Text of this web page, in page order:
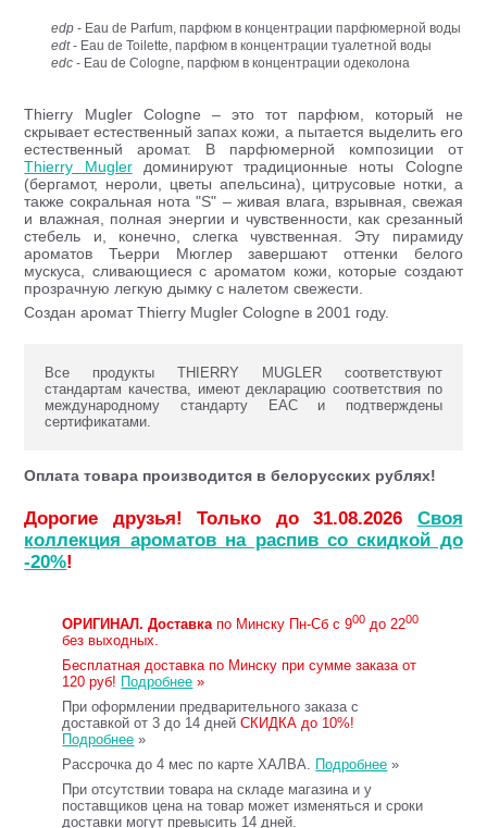
edp - Eau de Parfum, парфюм в концентрации парфюмерной воды
edt- Eau de Toilette, парфюм в концентрации туалетной воды
edc - Eau de Cologne, парфюм в концентрации одеколона
Thierry Mugler Cologne – это тот парфюм, который не
скрывает естественный запах кожи, а пытается выделить его
естественный аромат. В парфюмерной композиции от
Thierry Muglerдоминируют традиционные ноты Cologne
(бергамот, нероли, цветы апельсина), цитрусовые нотки, а
также сокральная нота "S" – живая влага, взрывная, свежая
и влажная, полная энергии и чувственности, как срезанный
стебель и, конечно, слегка чувственная. Эту пирамиду
ароматов Тьерри Мюглер завершают оттенки белого
мускуса, сливающиеся с ароматом кожи, которые создают
прозрачную легкую дымку с налетом свежести.
Создан аромат Thierry Mugler Cologne в 2001 году.
Все продукты THIERRY MUGLER соответствуют
стандартам качества, имеют декларацию соответствия по
международному стандарту ЕАС и подтверждены
сертификатами.
Оплата товара производится в белорусских рублях!
Дорогие друзья! Только до 31.08.2026 Своя
коллекция ароматов на распив со скидкой до
-20%!
ОРИГИНАЛ. Доставкапо Минску Пн-Сб с 900 до 2200
без выходных.
Бесплатная доставка по Минску при сумме заказа от
120 руб! Подробнее »
При оформлении предварительного заказа с
доставкой от 3 до 14 днейСКИДКА до 10%!
Подробнее »
Рассрочка до 4 мес по карте ХАЛВА. Подробнее »
При отсутствии товара на складе магазина и у
поставщиков цена на товар может изменяться и сроки
доставки могут превысить 14 дней.